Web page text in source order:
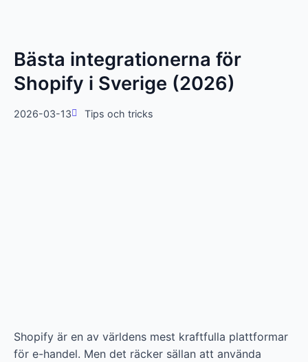
Bästa integrationerna för
Shopify i Sverige (2026)
2026-03-13 Tips och tricks
Shopify är en av världens mest kraftfulla plattformar
för e-handel. Men det räcker sällan att använda